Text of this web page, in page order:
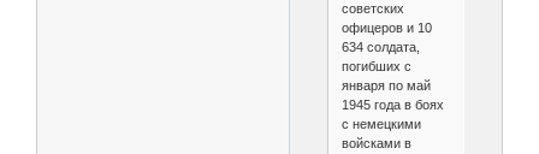
советских
офицеров и 10
634 солдата,
погибших с
января по май
1945 года в боях
с немецкими
войсками в